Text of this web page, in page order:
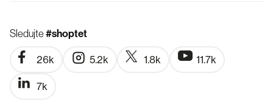
Sledujte#shoptet
26k 5.2k 1.8k 11.7k
7k